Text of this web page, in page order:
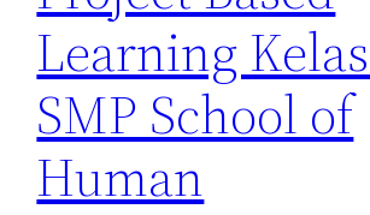
Learning
SMP School of
Human